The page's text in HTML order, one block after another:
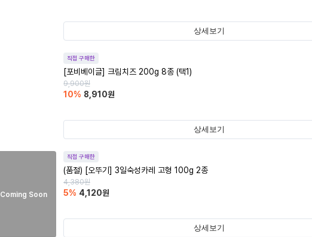
상세보기
직접 구매한
[포비베이글] 크림치즈 200g 8종 (택1)
9,900원
10% 8,910원
상세보기
Coming Soon
직접 구매한
(품절) [오뚜기] 3일숙성카레 고형 100g 2종
4,380원
5% 4,120원
상세보기